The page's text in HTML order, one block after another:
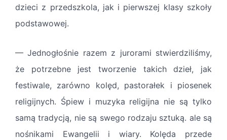
dzieci z przedszkola, jak i pierwszej klasy szkoły
podstawowej.
— Jednogłośnie razem z jurorami stwierdziliśmy,
że potrzebne jest tworzenie takich dzieł, jak
festiwale, zarówno kolęd, pastorałek i piosenek
religijnych. Śpiew i muzyka religijna nie są tylko
samą tradycją, nie są swego rodzaju sztuką. ale są
nośnikami Ewangelii i wiary. Kolęda przede